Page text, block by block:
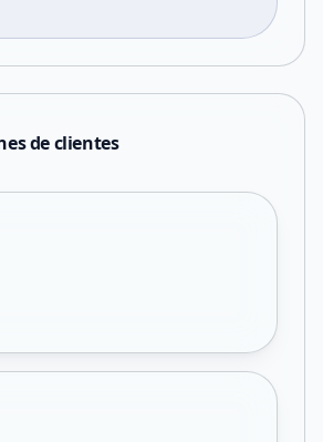
de clientes